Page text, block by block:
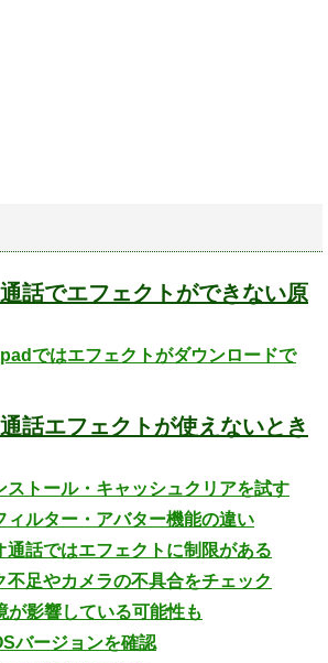
話でエフェクトができない原
ではエフェクトがダウンロードで
話エフェクトが使えないとき
ストール・キャッシュクリアを試す
ィルター・アバター機能の違い
通話ではエフェクトに制限がある
不足やカメラの不具合をチェック
が影響している可能性も
バージョンを確認